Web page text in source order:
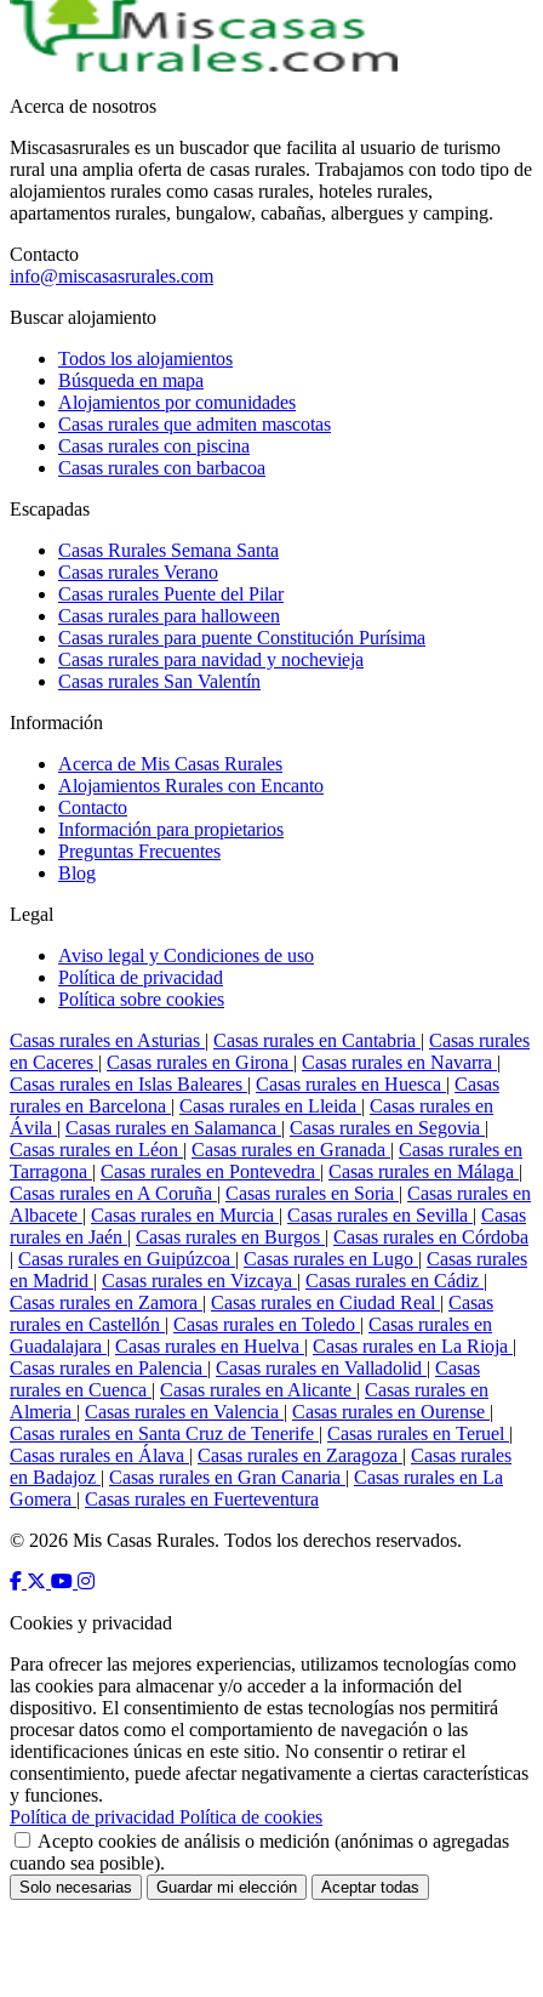
Acerca de nosotros
Miscasasrurales es un buscador que facilita al usuario de turismo
rural una amplia oferta de casas rurales. Trabajamos con todo tipo de
alojamientos rurales como casas rurales, hoteles rurales,
apartamentos rurales, bungalow, cabañas, albergues y camping.
Contacto
info@miscasasrurales.com
Buscar alojamiento
Todos los alojamientos
Búsqueda en mapa
Alojamientos por comunidades
Casas rurales que admiten mascotas
Casas rurales con piscina
Casas rurales con barbacoa
Escapadas
Casas Rurales Semana Santa
Casas rurales Verano
Casas rurales Puente del Pilar
Casas rurales para halloween
Casas rurales para puente Constitución Purísima
Casas rurales para navidad y nochevieja
Casas rurales San Valentín
Información
Acerca de Mis Casas Rurales
Alojamientos Rurales con Encanto
Contacto
Información para propietarios
Preguntas Frecuentes
Blog
Legal
Aviso legal y Condiciones de uso
Política de privacidad
Política sobre cookies
Casas rurales en Asturias | Casas rurales en Cantabria | Casas rurales
en Caceres | Casas rurales en Girona | Casas rurales en Navarra |
Casas rurales en Islas Baleares | Casas rurales en Huesca | Casas
rurales en Barcelona | Casas rurales en Lleida | Casas rurales en
Ávila | Casas rurales en Salamanca | Casas rurales en Segovia |
Casas rurales en Léon | Casas rurales en Granada | Casas rurales en
Tarragona | Casas rurales en Pontevedra | Casas rurales en Málaga |
Casas rurales en A Coruña | Casas rurales en Soria | Casas rurales en
Albacete | Casas rurales en Murcia | Casas rurales en Sevilla | Casas
rurales en Jaén | Casas rurales en Burgos | Casas rurales en Córdoba
| Casas rurales en Guipúzcoa | Casas rurales en Lugo | Casas rurales
en Madrid | Casas rurales en Vizcaya | Casas rurales en Cádiz |
Casas rurales en Zamora | Casas rurales en Ciudad Real | Casas
rurales en Castellón | Casas rurales en Toledo | Casas rurales en
Guadalajara | Casas rurales en Huelva | Casas rurales en La Rioja |
Casas rurales en Palencia | Casas rurales en Valladolid | Casas
rurales en Cuenca | Casas rurales en Alicante | Casas rurales en
Almeria | Casas rurales en Valencia | Casas rurales en Ourense |
Casas rurales en Santa Cruz de Tenerife | Casas rurales en Teruel |
Casas rurales en Álava | Casas rurales en Zaragoza | Casas rurales
en Badajoz | Casas rurales en Gran Canaria | Casas rurales en La
Gomera | Casas rurales en Fuerteventura
© 2026 Mis Casas Rurales. Todos los derechos reservados.
Cookies y privacidad
Para ofrecer las mejores experiencias, utilizamos tecnologías como
las cookies para almacenar y/o acceder a la información del
dispositivo. El consentimiento de estas tecnologías nos permitirá
procesar datos como el comportamiento de navegación o las
identificaciones únicas en este sitio. No consentir o retirar el
consentimiento, puede afectar negativamente a ciertas características
y funciones.
Política de privacidad Política de cookies
Acepto cookies de análisis o medición (anónimas o agregadas
cuando sea posible).
Solo necesarias Guardar mi elección Aceptar todas